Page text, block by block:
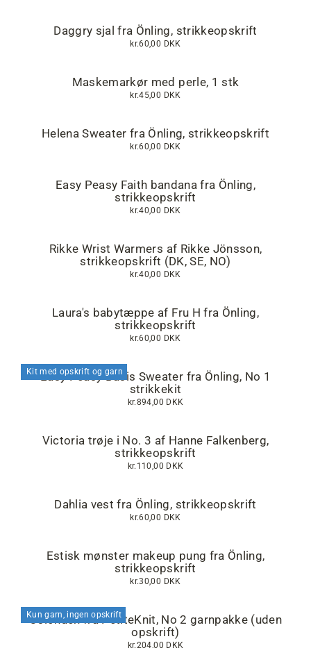
Daggry sjal fra Önling, strikkeopskrift
kr.60,00 DKK
Maskemarkør med perle, 1 stk
kr.45,00 DKK
Helena Sweater fra Önling, strikkeopskrift
kr.60,00 DKK
Easy Peasy Faith bandana fra Önling,
strikkeopskrift
kr.40,00 DKK
Rikke Wrist Warmers af Rikke Jönsson,
strikkeopskrift (DK, SE, NO)
kr.40,00 DKK
Laura's babytæppe af Fru H fra Önling,
strikkeopskrift
kr.60,00 DKK
Kit med opskrift og garn
Easy Peasy Basis Sweater fra Önling, No 1
strikkekit
kr.894,00 DKK
Victoria trøje i No. 3 af Hanne Falkenberg,
strikkeopskrift
kr.110,00 DKK
Dahlia vest fra Önling, strikkeopskrift
kr.60,00 DKK
Estisk mønster makeup pung fra Önling,
strikkeopskrift
kr.30,00 DKK
Kun garn, ingen opskrift
Oslohuen fra PetiteKnit, No 2 garnpakke (uden
opskrift)
kr.204,00 DKK